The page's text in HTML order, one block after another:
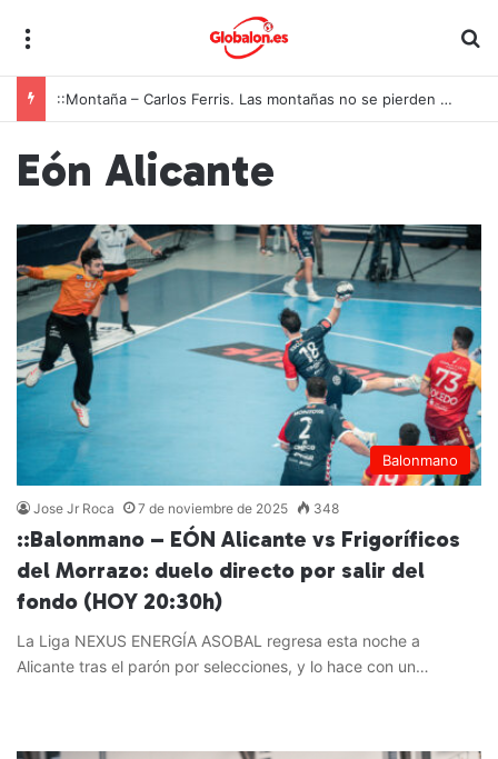
::Montaña – Carlos Ferris. Las montañas no se pierden solo cuando arden
Eón Alicante
Balonmano
Jose Jr Roca 7 de noviembre de 2025 348
::Balonmano – EÓN Alicante vs Frigoríficos
del Morrazo: duelo directo por salir del
fondo (HOY 20:30h)
La Liga NEXUS ENERGÍA ASOBAL regresa esta noche a
Alicante tras el parón por selecciones, y lo hace con un…